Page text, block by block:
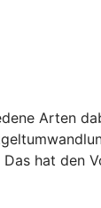
Arten
hat den